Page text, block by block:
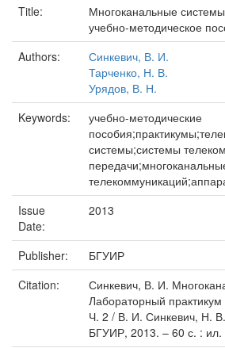
Title:
Многоканальные
учебно-методическое
Authors:
Синкевич, В. И.
Тарченко, Н. В.
Урядов, В. Н.
Keywords:
учебно-методические
системы;системы
Issue
Date:
2013
Publisher:
БГУИР
Citation:
Синкевич, В. И.
Лабораторный
Ч. 2 / В. И. Синкевич, Н.
БГУИР, 2013. – 60 с. : ил.